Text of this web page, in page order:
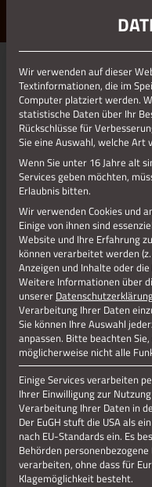
ERLEBE STOLBERG.
Wir verwenden auf dieser
Textinformationen, die im
Computer platziert werden.
statistische Daten über Ihr
Rückschlüsse für
Sie eine Auswahl, welche Art
Wenn Sie unter 16 Jahre alt
Services geben möchten,
Erlaubnis bitten.
Wir verwenden Cookies und
Einige von ihnen sind
Website und Ihre Erfahrung
können verarbeitet werden
Anzeigen und Inhalte oder
Weitere Informationen über
unserer
Verarbeitung Ihrer Daten
Sie können Ihre Auswahl
anpassen. Bitte beachten
möglicherweise nicht alle
Einige Services verarbeiten
Ihrer Einwilligung zur
Verarbeitung Ihrer Daten in
Der EuGH stuft die USA als
nach EU-Standards ein. Es
Behörden
verarbeiten, ohne dass für
Klagemöglichkeit besteht.